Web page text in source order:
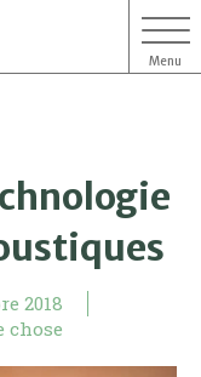
Menu
2018
chose